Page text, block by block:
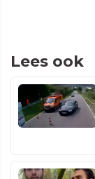
Lees ook